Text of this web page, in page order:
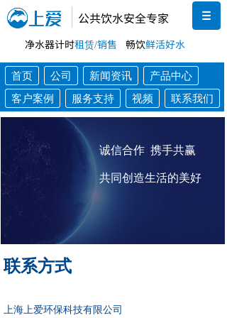
公共饮水安全专家
畅饮鲜活好水
净水器计时租赁/销售
首页 公司 新闻资讯
产品中心
客户案例
服务支持 视频 联系我们
诚信合作 携手共赢
共同创造生活的美好
联系方式
上海上爱环保科技有限公司